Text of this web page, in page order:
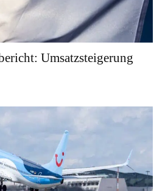
Umsatzsteigerung